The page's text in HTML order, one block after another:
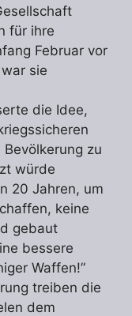
für ihre
Februar vor
sie
die Idee,
zu
würde
20 Jahren, um
keine
gebaut
bessere
Waffen!”
treiben die
dem